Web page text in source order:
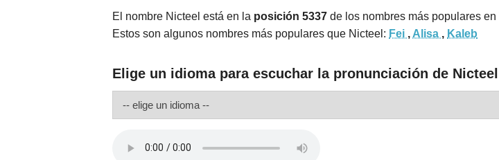
El nombre Nicteel está en la posición 5337 de los nombres más populares en
Estos son algunos nombres más populares que Nicteel: Fei , Alisa , Kaleb
Elige un idioma para escuchar la pronunciación de Nicteel